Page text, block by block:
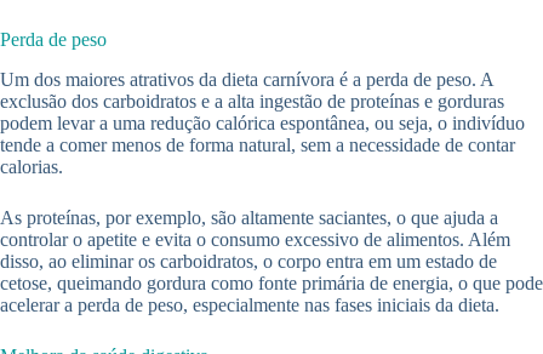
Perda de peso
Um dos maiores atrativos da dieta carnívora é a perda de peso. A
exclusão dos carboidratos e a alta ingestão de proteínas e gorduras
podem levar a uma redução calórica espontânea, ou seja, o indivíduo
tende a comer menos de forma natural, sem a necessidade de contar
calorias.
As proteínas, por exemplo, são altamente saciantes, o que ajuda a
controlar o apetite e evita o consumo excessivo de alimentos. Além
disso, ao eliminar os carboidratos, o corpo entra em um estado de
cetose, queimando gordura como fonte primária de energia, o que pode
acelerar a perda de peso, especialmente nas fases iniciais da dieta.